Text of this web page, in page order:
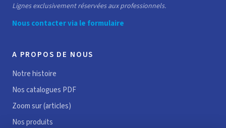
Lignes exclusivement réservées aux professionnels.
Nous contacter via le formulaire
A PROPOS DE NOUS
Notre histoire
Nos catalogues PDF
Zoom sur (articles)
Nos produits